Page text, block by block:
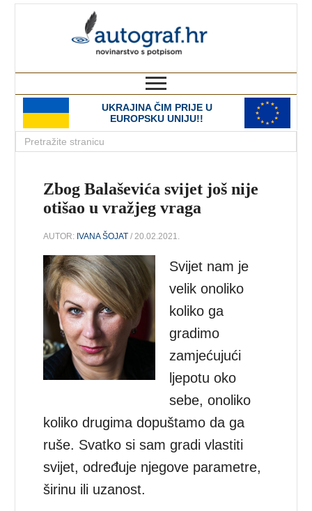
UKRAJINA ČIM PRIJE U
EUROPSKU UNIJU!!
Zbog Balaševića svijet još nije
otišao u vražjeg vraga
AUTOR: IVANA ŠOJAT / 20.02.2021.
Svijet nam je
velik onoliko
koliko ga
gradimo
zamjećujući
ljepotu oko
sebe, onoliko
koliko drugima dopuštamo da ga
ruše. Svatko si sam gradi vlastiti
svijet, određuje njegove parametre,
širinu ili uzanost.